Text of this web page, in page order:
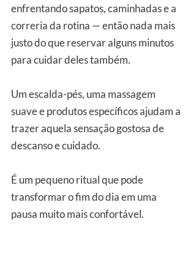
enfrentando sapatos, caminhadas e a
correria da rotina — então nada mais
justo do que reservar alguns minutos
para cuidar deles também.
Um escalda-pés, uma massagem
suave e produtos específicos ajudam a
trazer aquela sensação gostosa de
descanso e cuidado.
É um pequeno ritual que pode
transformar o fim do dia em uma
pausa muito mais confortável.